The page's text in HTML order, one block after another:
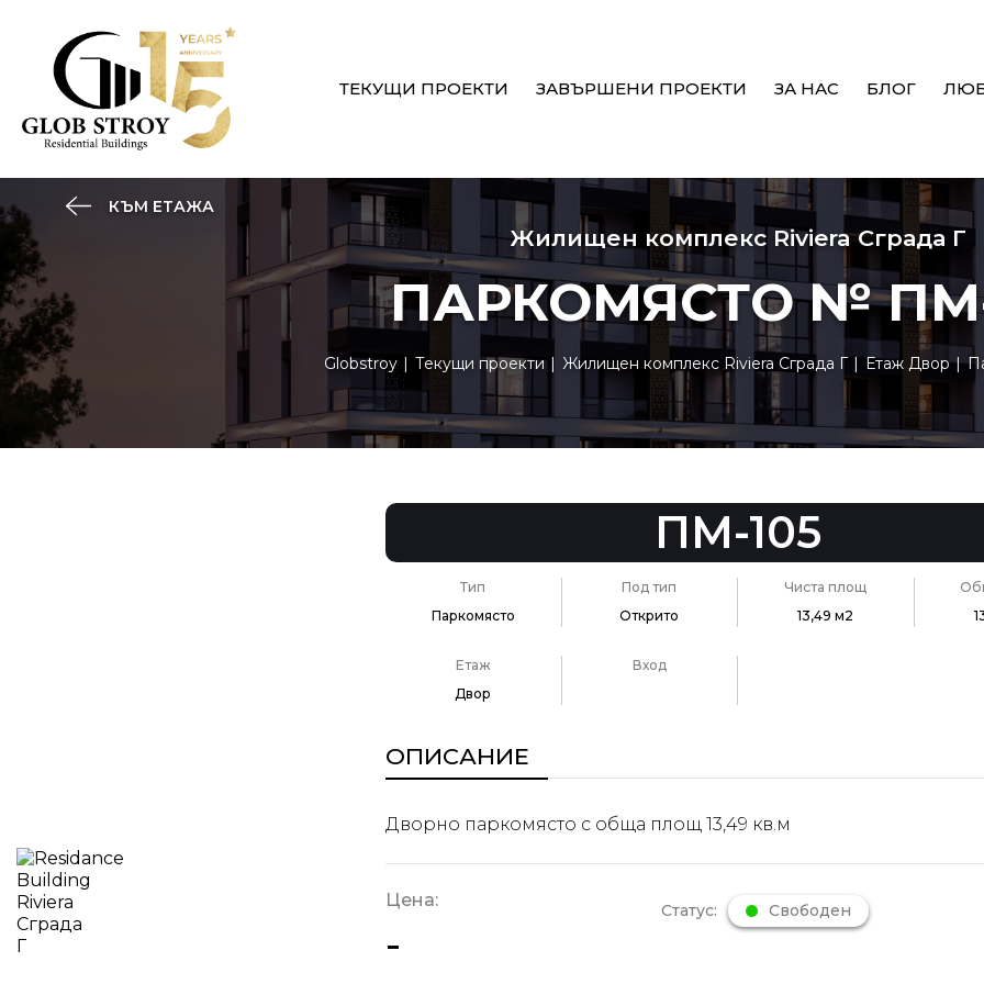
ТЕКУЩИ ПРОЕКТИ ЗАВЪРШЕНИ ПРОЕКТИ ЗА НАС БЛОГ
КЪМ ЕТАЖА
Жилищен комплекс Riviera Сграда Г
ПАРКОМЯСТО № ПМ-
Globstroy Текущи проекти Жилищен комплекс Riviera Сграда Г Етаж Двор
ПМ-105
Тип
Паркомясто
Под тип
Открито
Чиста площ
13,49 м2
Етаж
Двор
Вход
ОПИСАНИЕ
Дворно паркомясто с обща площ 13,49 кв.м
Цена:
-
Статус: Свободен